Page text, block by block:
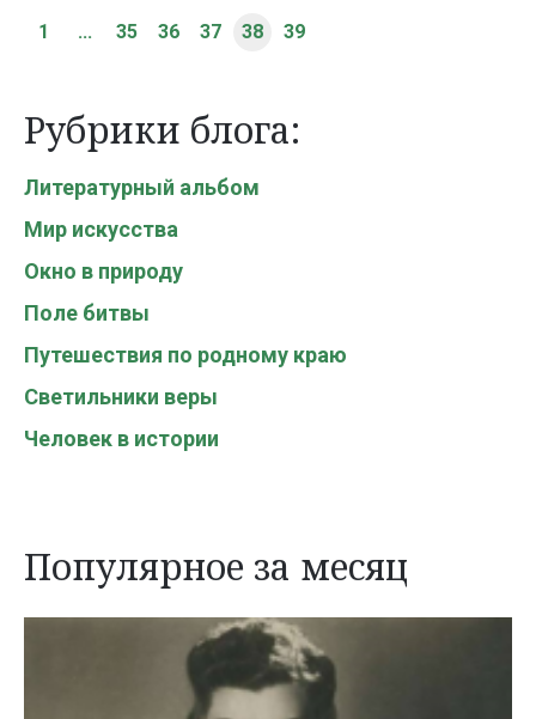
1 ... 35 36 37 38 39
Рубрики блога:
Литературный альбом
Мир искусства
Окно в природу
Поле битвы
Путешествия по родному краю
Светильники веры
Человек в истории
Популярное за месяц